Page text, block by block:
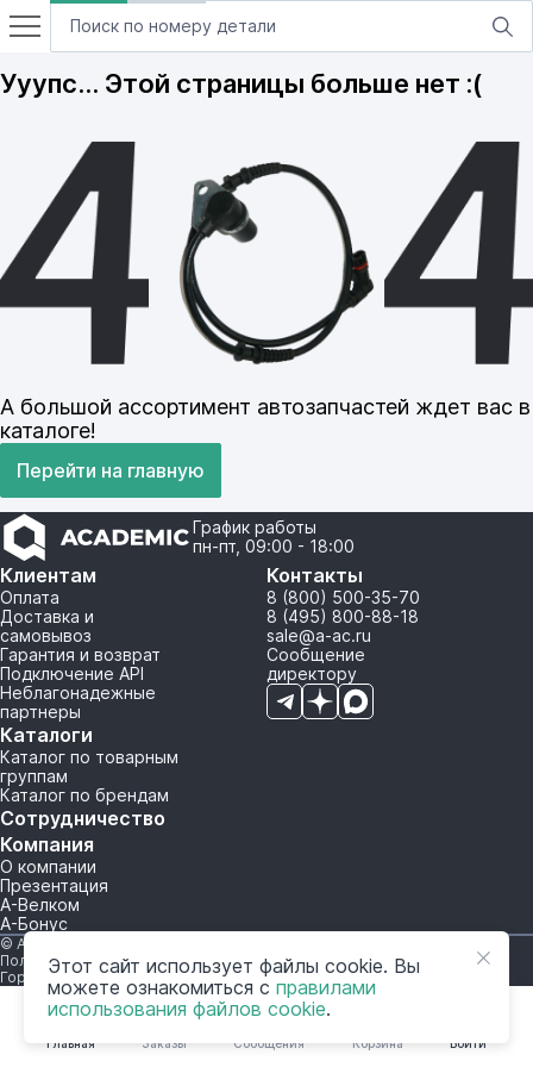
Главная Войти
Заказы Сообщения Корзина
Ууупс… Этой страницы больше нет :(
А большой ассортимент автозапчастей ждет вас в
каталоге!
Перейти на главную
График работы
пн-пт, 09:00 - 18:00
Клиентам
Оплата
Доставка и
самовывоз
Гарантия и возврат
Подключение API
Неблагонадежные
партнеры
Каталоги
Каталог по товарным
группам
Каталог по брендам
Сотрудничество
Компания
О компании
Презентация
А-Велком
А-Бонус
Контакты
8 (800) 500-35-70
8 (495) 800-88-18
sale@a-ac.ru
Сообщение
директору
© A-AC.RU 2015-2026. Все права защищены.
Политика обработки персональных данных
Горячая линия корпоративного регулирования и контроля
Этот сайт использует файлы cookie. Вы
можете ознакомиться с правилами
использования файлов cookie.